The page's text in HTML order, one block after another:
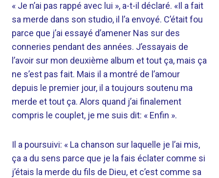
« Je n’ai pas rappé avec lui », a-t-il déclaré. «Il a fait
sa merde dans son studio, il l’a envoyé. C’était fou
parce que j’ai essayé d’amener Nas sur des
conneries pendant des années. J’essayais de
l’avoir sur mon deuxième album et tout ça, mais ça
ne s’est pas fait. Mais il a montré de l’amour
depuis le premier jour, il a toujours soutenu ma
merde et tout ça. Alors quand j’ai finalement
compris le couplet, je me suis dit: « Enfin ».
Il a poursuivi: « La chanson sur laquelle je l’ai mis,
ça a du sens parce que je la fais éclater comme si
j’étais la merde du fils de Dieu, et c’est comme sa